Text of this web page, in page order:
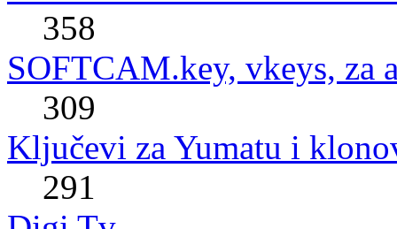
358
SOFTCAM.key, vkeys, za
309
Ključevi za Yumatu i
291